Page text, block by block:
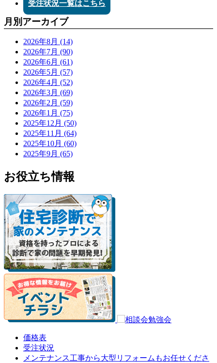
受注状況一覧はこちら
月別アーカイブ
2026年8月 (14)
2026年7月 (90)
2026年6月 (61)
2026年5月 (57)
2026年4月 (52)
2026年3月 (69)
2026年2月 (59)
2026年1月 (75)
2025年12月 (50)
2025年11月 (64)
2025年10月 (60)
2025年9月 (65)
お役立ち情報
価格表
受注状況
メンテナンス工事から大型リフォームもお任せくださ